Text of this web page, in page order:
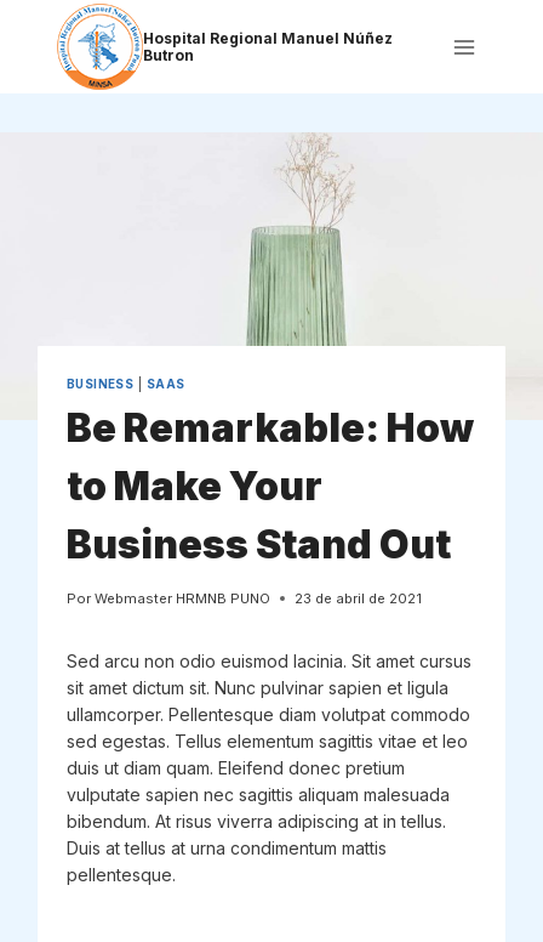
contenido
Hospital Regional Manuel Núñez
Butron
BUSINESS SAAS
Be Remarkable: How
to Make Your
Business Stand Out
Por Webmaster HRMNB PUNO 23 de abril de 2021
Sed arcu non odio euismod lacinia. Sit amet cursus
sit amet dictum sit. Nunc pulvinar sapien et ligula
ullamcorper. Pellentesque diam volutpat commodo
sed egestas. Tellus elementum sagittis vitae et leo
duis ut diam quam. Eleifend donec pretium
vulputate sapien nec sagittis aliquam malesuada
bibendum. At risus viverra adipiscing at in tellus.
Duis at tellus at urna condimentum mattis
pellentesque.